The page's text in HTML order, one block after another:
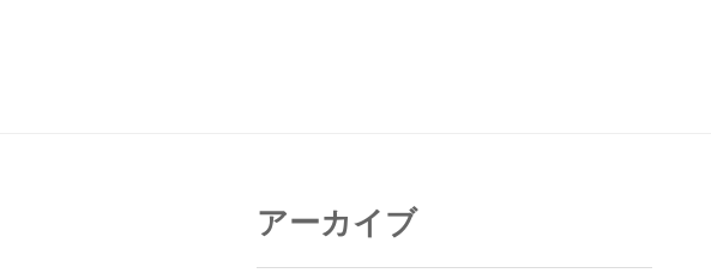
ン
アーカイブ